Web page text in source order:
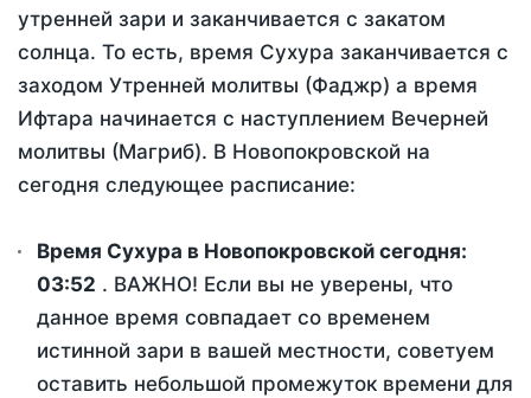
утренней зари и заканчивается с закатом
солнца. То есть, время Сухура заканчивается с
заходом Утренней молитвы (Фаджр) а время
Ифтара начинается с наступлением Вечерней
молитвы (Магриб). В Новопокровской на
сегодня следующее расписание:
Время Сухура в Новопокровской сегодня:
03:52 . ВАЖНО! Если вы не уверены, что
данное время совпадает со временем
истинной зари в вашей местности, советуем
оставить небольшой промежуток времени для